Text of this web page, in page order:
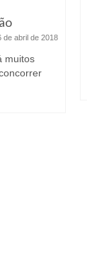
de abril de 2018
muitos